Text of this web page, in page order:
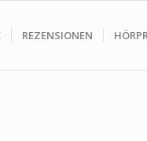
REZENSIONEN